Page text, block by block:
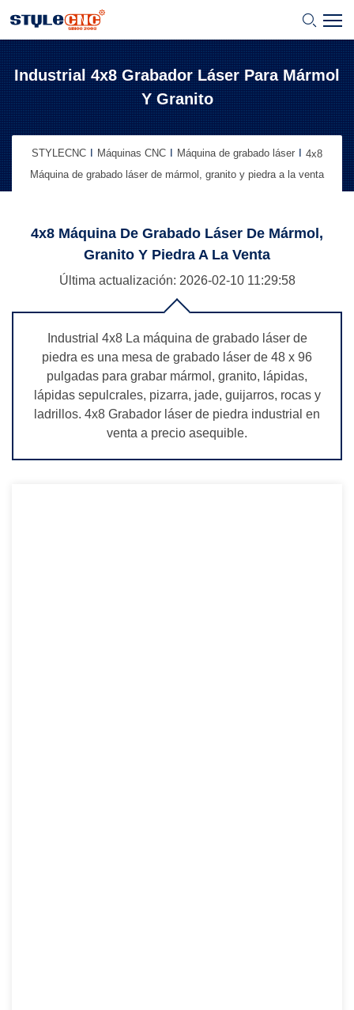
Industrial 4x8 Grabador Láser Para Mármol
Y Granito
STYLECNC Máquinas CNC Máquina de grabado láser
4x8
Máquina de grabado láser de mármol, granito y piedra a la venta
4x8 Máquina De Grabado Láser De Mármol,
Granito Y Piedra A La Venta
Última actualización: 2026-02-10 11:29:58
Industrial 4x8 La máquina de grabado láser de
piedra es una mesa de grabado láser de 48 x 96
pulgadas para grabar mármol, granito, lápidas,
lápidas sepulcrales, pizarra, jade, guijarros, rocas y
ladrillos. 4x8 Grabador láser de piedra industrial en
venta a precio asequible.